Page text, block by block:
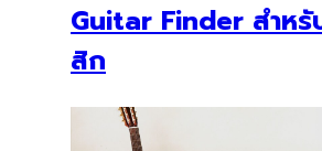
Guitar Finder สำหรั
สิก